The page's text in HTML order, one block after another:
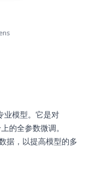
业模型。它是对
的全参数微调。
据，以提高模型的多